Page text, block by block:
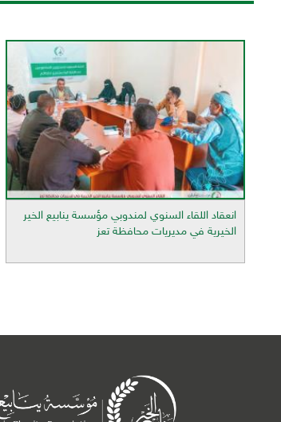
انعقاد اللقاء السنوي لمندوبي مؤسسة ينابيع الخير
الخيرية في مديريات محافظة تعز